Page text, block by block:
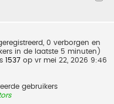
0 verborgen en
in de laatste 5 minuten)
1537 op vr mei 22, 2026 9:46
gebruikers